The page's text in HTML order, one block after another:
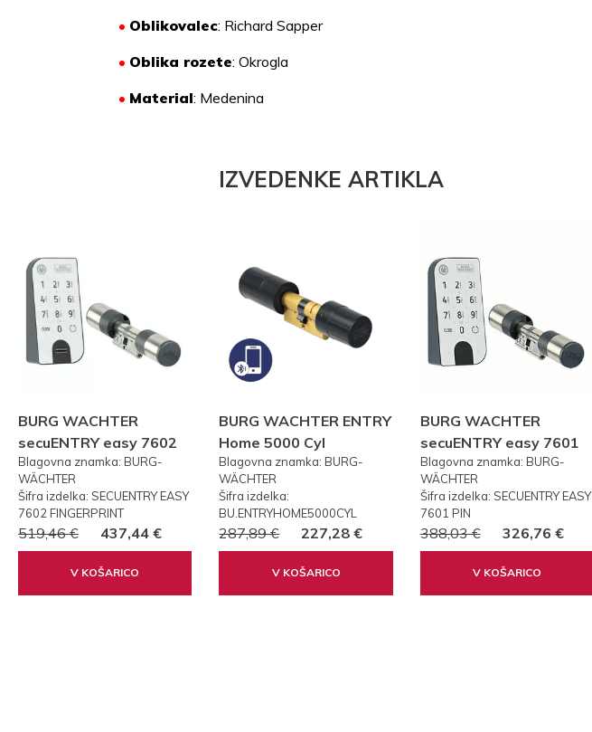
• Oblikovalec: Richard Sapper
• Oblika rozete: Okrogla
• Material: Medenina
IZVEDENKE ARTIKLA
BURG WACHTER
secuENTRY easy 7602
FP PRSTNI ODTIS
Blagovna znamka: BURG-
WÄCHTER
Šifra izdelka: SECUENTRY EASY
7602 FINGERPRINT
519,46 € 437,44 €
V KOŠARICO
BURG WACHTER ENTRY
Home 5000 Cyl
Blagovna znamka: BURG-
WÄCHTER
Šifra izdelka:
BU.ENTRYHOME5000CYL
287,89 € 227,28 €
V KOŠARICO
BURG WACHTER
secuENTRY easy 7601
PIN KODA
Blagovna znamka: BURG-
WÄCHTER
Šifra izdelka: SECUENTRY EASY
7601 PIN
388,03 € 326,76 €
V KOŠARICO